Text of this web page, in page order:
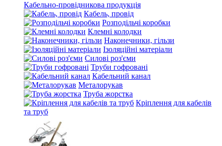
Кабельно-провідникова продукція
Кабель, провід
Розподільчі коробки
Клемні колодки
Наконечники, гільзи
Ізоляційні матеріали
Силові роз'єми
Труби гофровані
Кабельний канал
Металорукав
Труба жорстка
Кріплення для кабелів
та труб